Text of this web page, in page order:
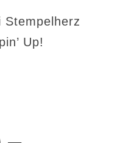
Stempelherz
Up!